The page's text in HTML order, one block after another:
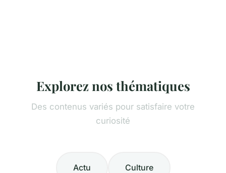
Explorez nos thématiques
Des contenus variés pour satisfaire votre
curiosité
Actu Culture